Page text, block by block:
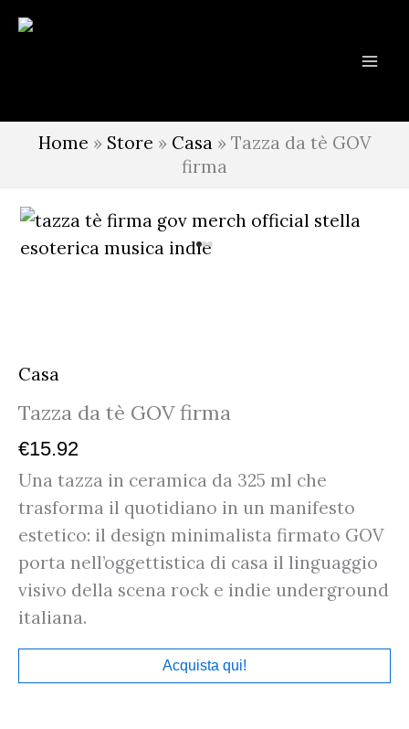
Vai
Home » Store » Casa » Tazza da tè GOV
firma
Casa
Tazza da tè GOV firma
€15.92
Una tazza in ceramica da 325 ml che
trasforma il quotidiano in un manifesto
estetico: il design minimalista firmato GOV
porta nell’oggettistica di casa il linguaggio
visivo della scena rock e indie underground
italiana.
Acquista qui!